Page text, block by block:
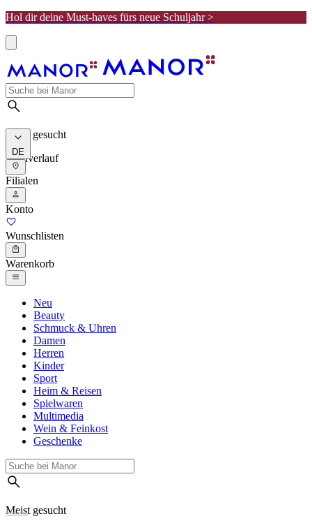
Hol dir deine Must-haves fürs neue Schuljahr >
Meist gesucht
Suchverlauf
DE
Filialen
Konto
Wunschlisten
Warenkorb
Neu
Beauty
Schmuck & Uhren
Damen
Herren
Kinder
Sport
Heim & Reisen
Spielwaren
Multimedia
Wein & Feinkost
Geschenke
Meist gesucht